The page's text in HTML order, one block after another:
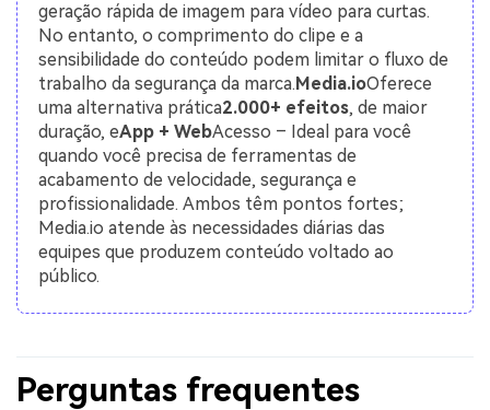
geração rápida de imagem para vídeo para curtas.
No entanto, o comprimento do clipe e a
sensibilidade do conteúdo podem limitar o fluxo de
trabalho da segurança da marca.Media.ioOferece
uma alternativa prática2.000+ efeitos, de maior
duração, eApp + WebAcesso – Ideal para você
quando você precisa de ferramentas de
acabamento de velocidade, segurança e
profissionalidade. Ambos têm pontos fortes;
Media.io atende às necessidades diárias das
equipes que produzem conteúdo voltado ao
público.
Perguntas frequentes